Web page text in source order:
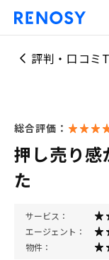
評判・口コミ
総合評価：
押し売り感
た
サービス：
エージェント：
物件：